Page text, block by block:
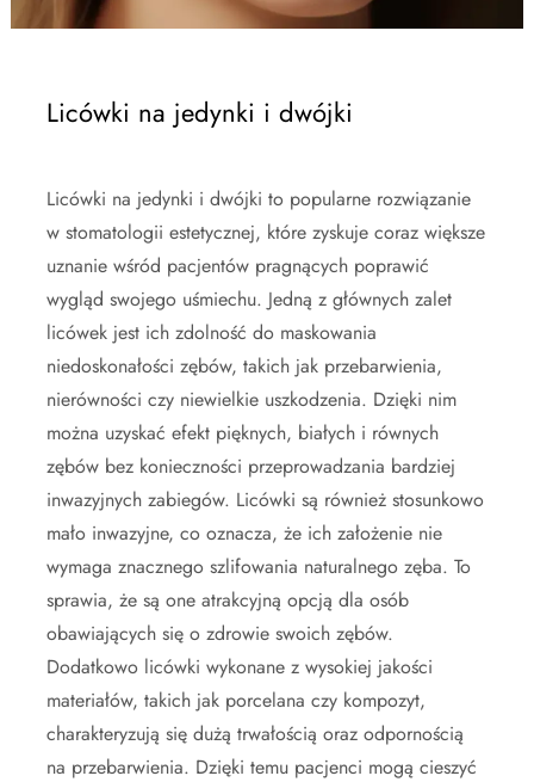
Licówki na jedynki i dwójki
Licówki na jedynki i dwójki to popularne rozwiązanie
w stomatologii estetycznej, które zyskuje coraz większe
uznanie wśród pacjentów pragnących poprawić
wygląd swojego uśmiechu. Jedną z głównych zalet
licówek jest ich zdolność do maskowania
niedoskonałości zębów, takich jak przebarwienia,
nierówności czy niewielkie uszkodzenia. Dzięki nim
można uzyskać efekt pięknych, białych i równych
zębów bez konieczności przeprowadzania bardziej
inwazyjnych zabiegów. Licówki są również stosunkowo
mało inwazyjne, co oznacza, że ich założenie nie
wymaga znacznego szlifowania naturalnego zęba. To
sprawia, że są one atrakcyjną opcją dla osób
obawiających się o zdrowie swoich zębów.
Dodatkowo licówki wykonane z wysokiej jakości
materiałów, takich jak porcelana czy kompozyt,
charakteryzują się dużą trwałością oraz odpornością
na przebarwienia. Dzięki temu pacjenci mogą cieszyć